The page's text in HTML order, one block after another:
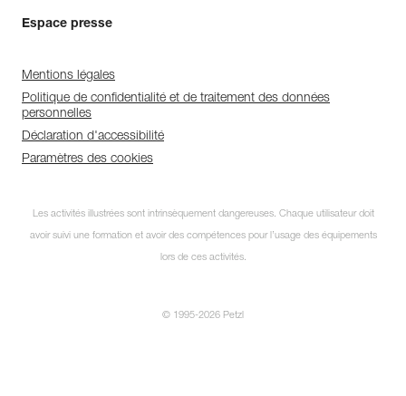
Espace presse
Mentions légales
Politique de confidentialité et de traitement des données
personnelles
Déclaration d'accessibilité
Paramètres des cookies
Les activités illustrées sont intrinsèquement dangereuses. Chaque utilisateur doit
avoir suivi une formation et avoir des compétences pour l’usage des équipements
lors de ces activités.
© 1995-2026 Petzl